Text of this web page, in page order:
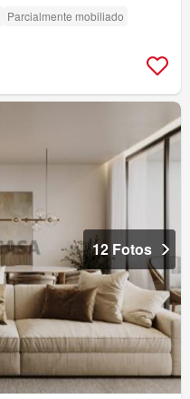
Parcialmente mobiliado
12 Fotos